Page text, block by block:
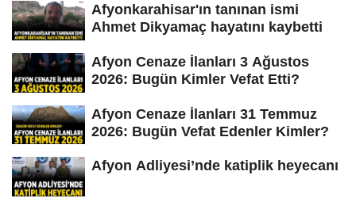
Afyonkarahisar'ın tanınan ismi
Ahmet Dikyamaç hayatını kaybetti
Afyon Cenaze İlanları 3 Ağustos
2026: Bugün Kimler Vefat Etti?
Afyon Cenaze İlanları 31 Temmuz
2026: Bugün Vefat Edenler Kimler?
Afyon Adliyesi’nde katiplik heyecanı